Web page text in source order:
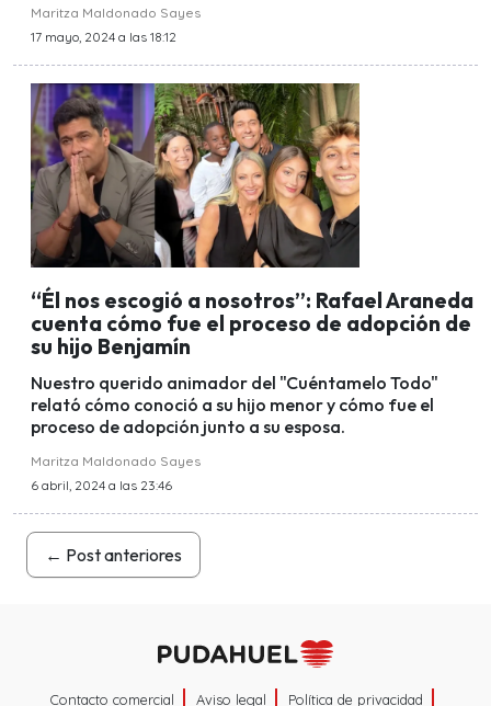
Maritza Maldonado Sayes
17 mayo, 2024 a las 18:12
“Él nos escogió a nosotros”: Rafael Araneda
cuenta cómo fue el proceso de adopción de
su hijo Benjamín
Nuestro querido animador del "Cuéntamelo Todo"
relató cómo conoció a su hijo menor y cómo fue el
proceso de adopción junto a su esposa.
Maritza Maldonado Sayes
6 abril, 2024 a las 23:46
← Post anteriores
Contacto comercial Aviso legal Política de privacidad